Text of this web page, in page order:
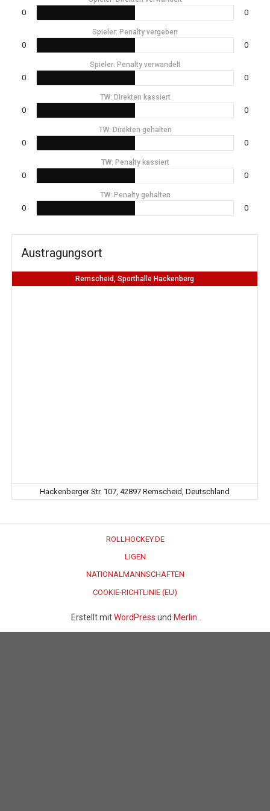
0 0
Spieler: Penalty vergeben
0 0
Spieler: Penalty verwandelt
0 0
TW: Direkten kassiert
0 0
TW: Direkten gehalten
0 0
TW: Penalty kassiert
0 0
TW: Penalty gehalten
0 0
Austragungsort
Remscheid, Sporthalle Hackenberg
Hackenberger Str. 107, 42897 Remscheid, Deutschland
ROLLHOCKEY.DE
LIGEN
NATIONALMANNSCHAFTEN
COOKIE-RICHTLINIE (EU)
Erstellt mitWordPress und Merlin